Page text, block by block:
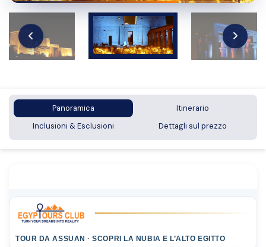
Panoramica
Itinerario
Inclusioni & Esclusioni
Dettagli sul prezzo
TOUR DA ASSUAN · SCOPRI LA NUBIA E L’ALTO EGITTO